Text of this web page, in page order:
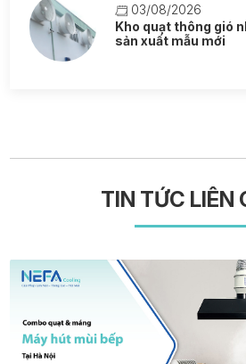
03/08/2026
Kho quạt thông gió
sản xuất mẫu mới
TIN TỨC LIÊN